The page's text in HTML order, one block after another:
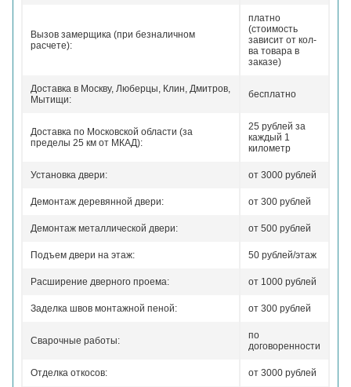
Вызов замерщика (при безналичном
расчете):
платно
(стоимость
зависит от кол-
ва товара в
заказе)
Доставка в Москву, Люберцы, Клин, Дмитров,
Мытищи:
бесплатно
Доставка по Московской области (за
пределы 25 км от МКАД):
25 рублей за
каждый 1
километр
Установка двери: от 3000 рублей
Демонтаж деревянной двери: от 300 рублей
Демонтаж металлической двери: от 500 рублей
Подъем двери на этаж: 50 рублей/этаж
Расширение дверного проема: от 1000 рублей
Заделка швов монтажной пеной: от 300 рублей
Сварочные работы:
по
договоренности
Отделка откосов: от 3000 рублей